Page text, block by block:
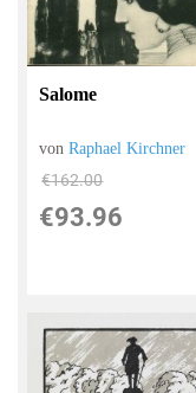
Salome
vonRaphael Kirchner
€162.00
€93.96